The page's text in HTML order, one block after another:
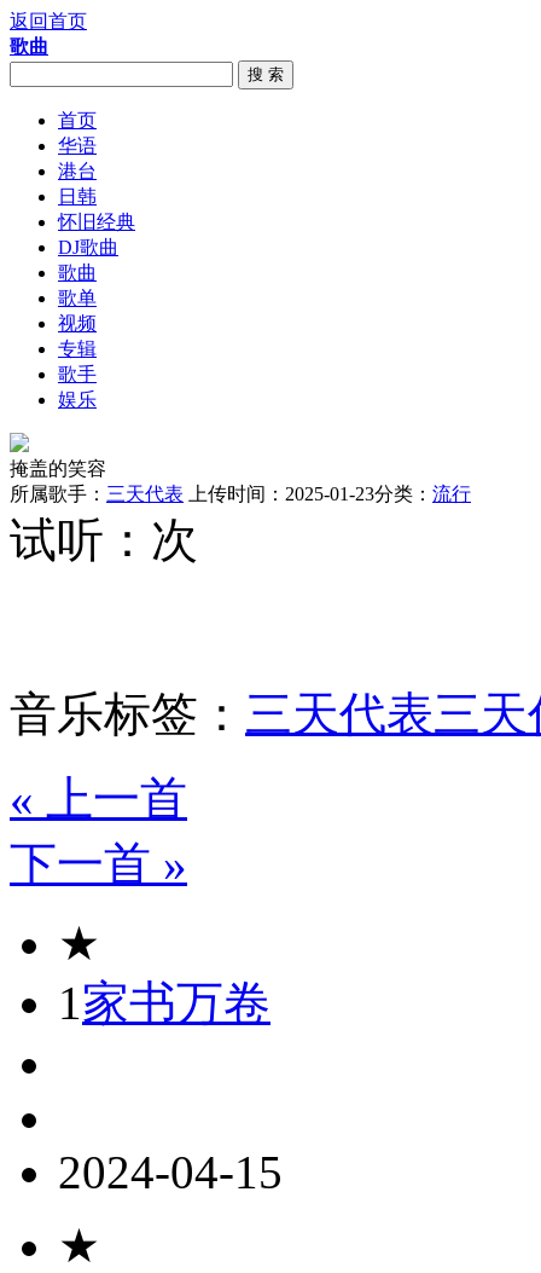
返回首页
歌曲
搜 索
首页
华语
港台
日韩
怀旧经典
DJ歌曲
歌曲
歌单
视频
专辑
歌手
娱乐
掩盖的笑容
所属歌手： 三天代表 上传时间：2025-01-23分类： 流行
试听： 次
音乐标签： 三天代表三
« 上一首
下一首 »
★
1家书万卷
2024-04-15
★